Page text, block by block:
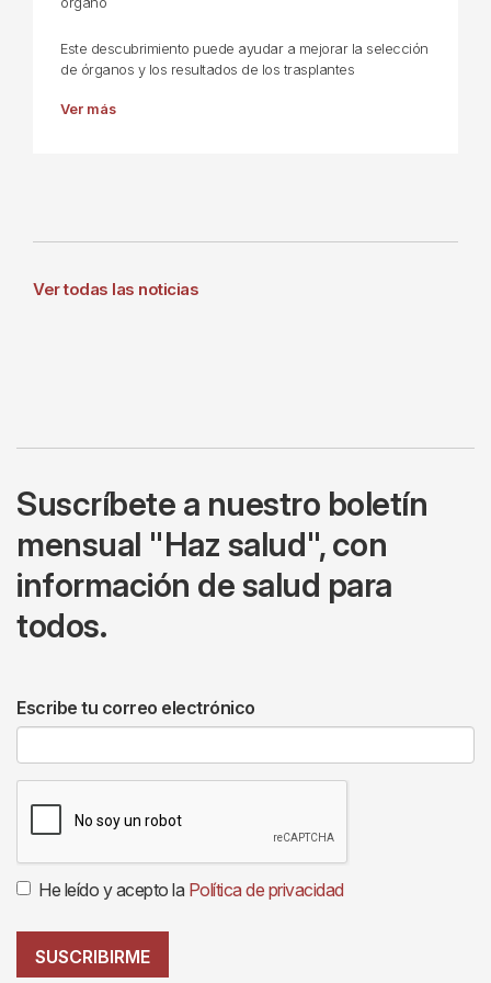
Este descubrimiento puede ayudar a mejorar la selección
de órganos y los resultados de los trasplantes
Ver más
Ver todas las noticias
Suscríbete a nuestro boletín
mensual "Haz salud", con
información de salud para
todos.
Escribe tu correo electrónico
He leído y acepto la Política de privacidad
SUSCRIBIRME